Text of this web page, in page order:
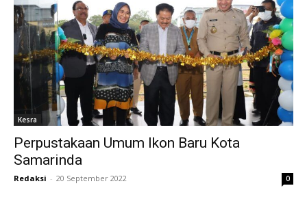
Kesra
Perpustakaan Umum Ikon Baru Kota
Samarinda
Redaksi - 20 September 2022 0